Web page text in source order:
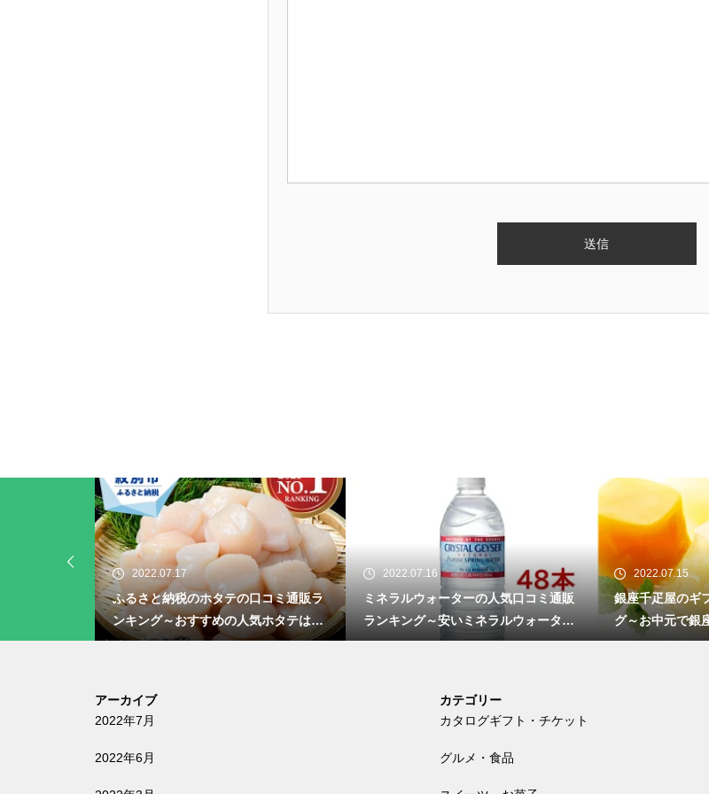
納税のホタテの口コミ通販ラ
～おすすめの人気ホタテは？
2022.07.16
ミネラルウォーターの人気口コミ通販
ランキング～安いミネラルウォーター
は？～
2022.07.15
銀座千疋屋のギフト人気通販ランキン
グ～お中元で銀座千疋屋の詰め合わせ
は？～
アーカイブ
2022年7月
2022年6月
カテゴリー
カタログギフト・チケット
グルメ・食品